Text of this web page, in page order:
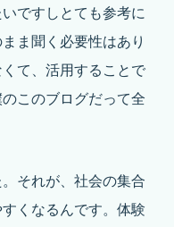
ですしとても参考に
ま聞く必要性はあり
て、活用することで
このブログだって全
それが、社会の集合
くなるんです。体験